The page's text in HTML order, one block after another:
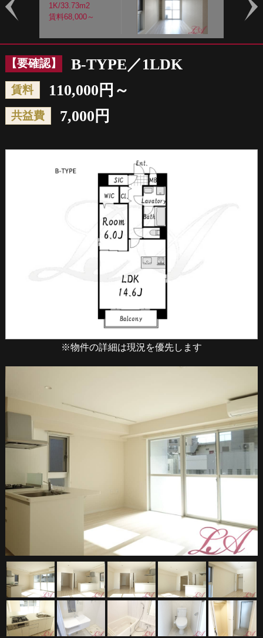
1K/33.73m2
賃料68,000～
【要確認】 B-TYPE／1LDK
賃料 110,000円～
共益費 7,000円
※物件の詳細は現況を優先します